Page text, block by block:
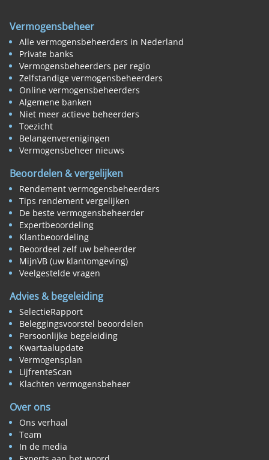
Vermogensbeheer
Alle vermogensbeheerders in Nederland
Private banks
Vermogensbeheerders per regio
Zelfstandige vermogensbeheerders
Online vermogensbeheerders
Algemene banken
Niet meer actieve beheerders
Toezicht
Belangenverenigingen
Vermogensbeheer nieuws
Beoordelen & vergelijken
Rendement vermogensbeheerders
Tips rendement vergelijken
De beste vermogensbeheerder
Expertbeoordeling
Klantbeoordeling
Beoordeel zelf uw beheerder
MijnVB (uw klantomgeving)
Veelgestelde vragen
Advies & begeleiding
SelectieRapport
Beleggingsvoorstel beoordelen
Persoonlijke begeleiding
Kwartaalupdate
Vermogensplan
LijfrenteScan
Klachten vermogensbeheer
Over ons
Ons verhaal
Team
In de media